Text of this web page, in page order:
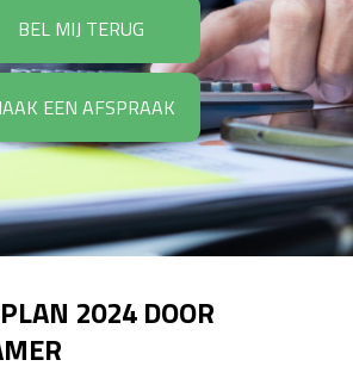
BEL MIJ TERUG
EEN AFSPRAAK
2024 DOOR